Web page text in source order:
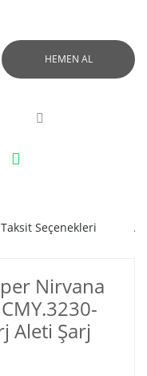
HEMEN AL
Taksit Seçenekleri
Nirvana
Aleti Şarj